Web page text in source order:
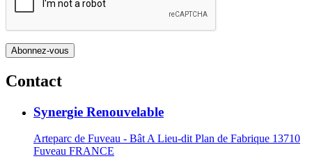
Contact
Synergie Renouvelable
Arteparc de Fuveau - Bât A Lieu-dit Plan de Fabrique 13710
Fuveau FRANCE